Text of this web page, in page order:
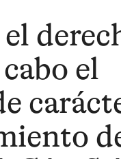
el